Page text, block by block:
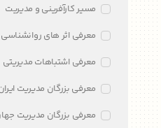
مسیر کارآفرینی و مدیریت
معرفی اثر های
معرفی اشتباهات مدیریتی
معرفی بزرگان مدیریت
معرفی بزرگان مدیریت